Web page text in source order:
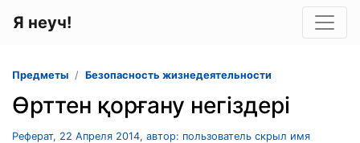
Я неуч!
Предметы Безопасность жизнедеятельности
Өрттен қорғану негіздері
Реферат, 22 Апреля 2014, автор: пользователь скрыл имя